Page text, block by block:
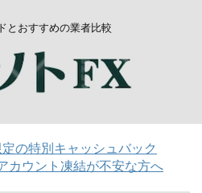
とおすすめの業者比較
の特別キャッシュバック
カウント凍結が不安な方へ